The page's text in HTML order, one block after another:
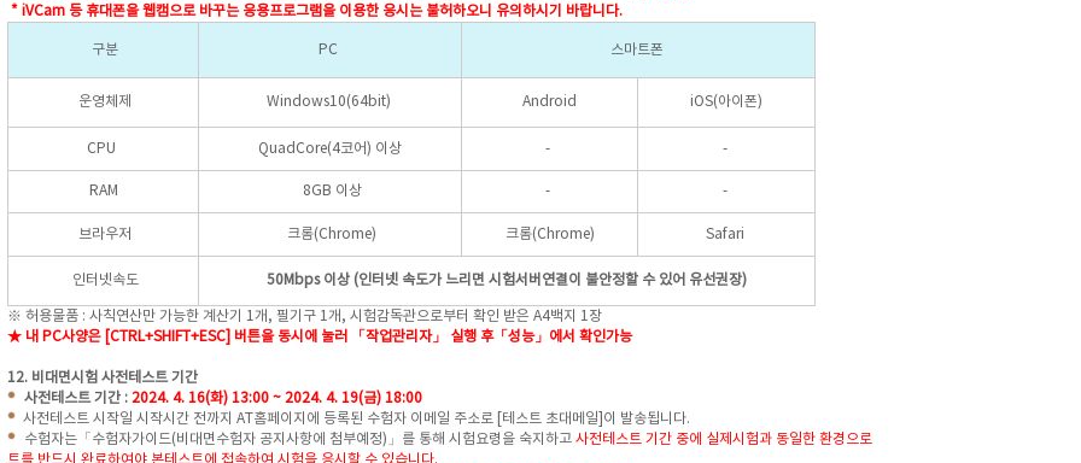
* iVCam 등 휴대폰을 웹캠으로 바꾸는 응용프로그램을 이용한 응시는 불허하오니 유의하시기 바랍니다.
구분 PC 스마트폰
운영체제 Windows10(64bit) Android iOS(아이폰)
CPU QuadCore(4코어) 이상 - -
RAM 8GB 이상 - -
브라우저 크롬(Chrome) 크롬(Chrome) Safari
인터넷속도 50Mbps 이상 (인터넷 속도가 느리면 시험서버연결이 불안정할 수 있어 유선권장)
※ 허용물품 : 사칙연산만 가능한 계산기 1개, 필기구 1개, 시험감독관으로부터 확인 받은 A4백지 1장
★ 내 PC사양은 [CTRL+SHIFT+ESC] 버튼을 동시에 눌러 「작업관리자」 실행 후「성능」에서 확인가능
12. 비대면시험 사전테스트 기간
사전테스트 기간 : 2024. 4. 16(화) 13:00 ~ 2024. 4. 19(금) 18:00
사전테스트 시작일 시작시간 전까지 AT홈페이지에 등록된 수험자 이메일 주소로 [테스트 초대메일]이 발송됩니다.
수험자는「수험자가이드(비대면수험자 공지사항에 첨부예정)」를 통해 시험요령을 숙지하고 사전테스트 기간 중에 실제시험과 동일한 환경으로